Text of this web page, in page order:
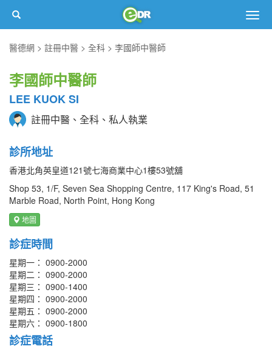
醫德網
註冊中醫 全科 李國師中醫師
李國師中醫師
LEE KUOK SI
註冊中醫、全科、私人執業
診所地址
香港北角英皇道121號七海商業中心1樓53號舖
Shop 53, 1/F, Seven Sea Shopping Centre, 117 King's Road‎, 51
Marble Road, North Point, Hong Kong
地圖
診症時間
星期一： 0900-2000
星期二： 0900-2000
星期三： 0900-1400
星期四： 0900-2000
星期五： 0900-2000
星期六： 0900-1800
診症電話